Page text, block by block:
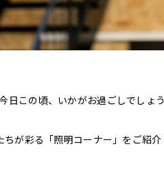
日この頃、いかがお過ごしでしょ
が彩る「照明コーナー」をご紹介